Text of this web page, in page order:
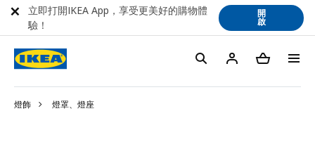
燈飾 燈罩、燈座
立即打開IKEA App，享受更美好的購物體
驗！
開
啟